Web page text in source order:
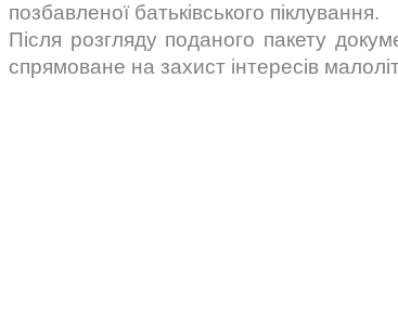
позбавленої батьківського піклування.
Після розгляду поданого пакету
спрямоване на захист інтересів